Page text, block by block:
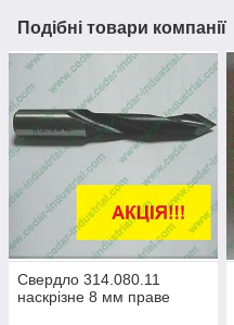
Подібні товари компанії
Свердло 314.080.11
наскрізне 8 мм праве